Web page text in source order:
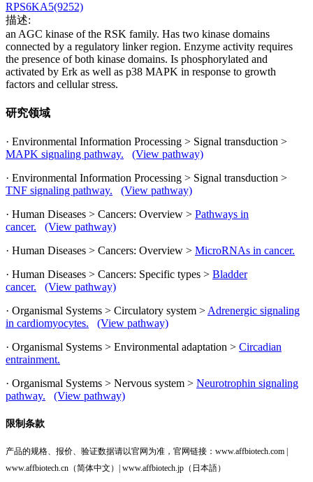
RPS6KA5(9252)
描述:
an AGC kinase of the RSK family. Has two kinase domains
connected by a regulatory linker region. Enzyme activity requires
the presence of both kinase domains. Is phosphorylated and
activated by Erk as well as p38 MAPK in response to growth
factors and cellular stress.
研究领域
· Environmental Information Processing > Signal transduction >
MAPK signaling pathway.
(View pathway)
· Environmental Information Processing > Signal transduction >
TNF signaling pathway.
(View pathway)
· Human Diseases > Cancers: Overview > Pathways in
cancer.
(View pathway)
· Human Diseases > Cancers: Overview > MicroRNAs in cancer.
· Human Diseases > Cancers: Specific types > Bladder
cancer.
(View pathway)
· Organismal Systems > Circulatory system > Adrenergic signaling
in cardiomyocytes.
(View pathway)
· Organismal Systems > Environmental adaptation > Circadian
entrainment.
· Organismal Systems > Nervous system > Neurotrophin signaling
pathway.
(View pathway)
限制条款
产品的规格、报价、验证数据请以官网为准，官网链接：www.affbiotech.com |
www.affbiotech.cn（简体中文）| www.affbiotech.jp（日本語）